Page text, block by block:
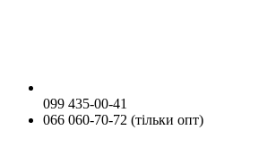
099 435-00-41
066 060-70-72 (тільки опт)